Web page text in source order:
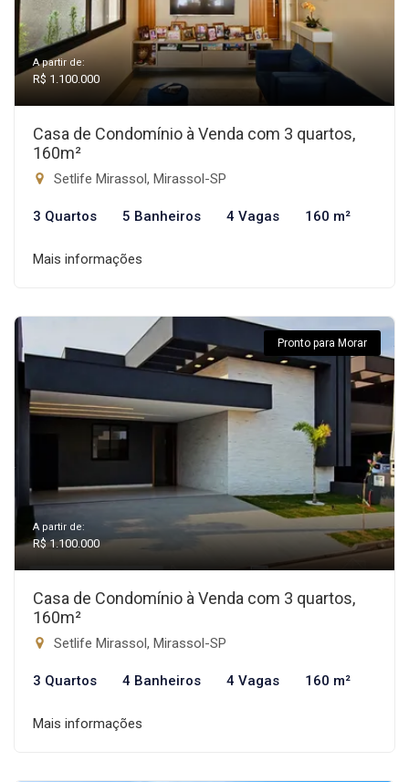
A partir de:
R$ 1.100.000
Casa de Condomínio à Venda com 3 quartos,
160m²
Setlife Mirassol, Mirassol-SP
3 Quartos 5 Banheiros 4 Vagas 160 m²
Mais informações
Pronto para Morar
A partir de:
R$ 1.100.000
Casa de Condomínio à Venda com 3 quartos,
160m²
Setlife Mirassol, Mirassol-SP
3 Quartos 4 Banheiros 4 Vagas 160 m²
Mais informações